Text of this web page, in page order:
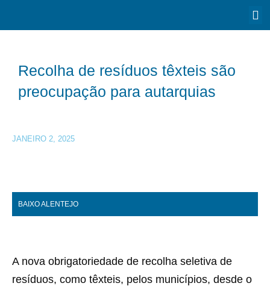
Recolha de resíduos têxteis são
preocupação para autarquias
JANEIRO 2, 2025
BAIXO ALENTEJO
A nova obrigatoriedade de recolha seletiva de
resíduos, como têxteis, pelos municípios, desde o